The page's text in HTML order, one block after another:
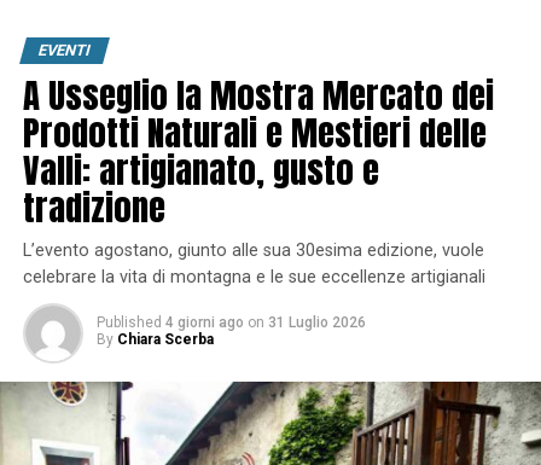
EVENTI
A Usseglio la Mostra Mercato dei
Prodotti Naturali e Mestieri delle
Valli: artigianato, gusto e
tradizione
L’evento agostano, giunto alle sua 30esima edizione, vuole
celebrare la vita di montagna e le sue eccellenze artigianali
Published 4 giorni ago on 31 Luglio 2026
By Chiara Scerba